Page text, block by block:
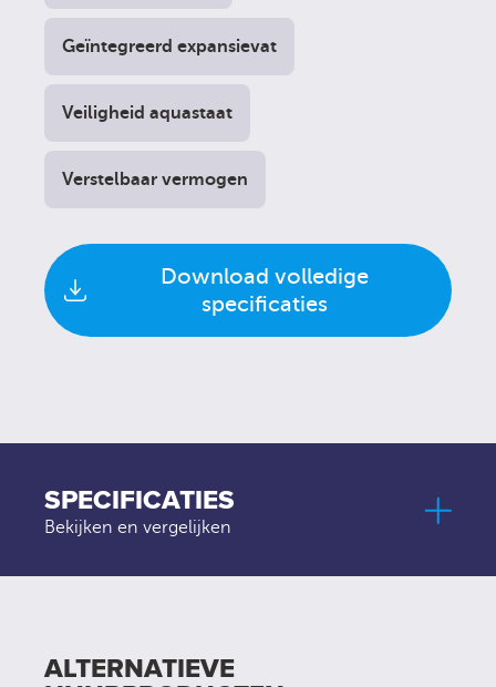
Geïntegreerd expansievat
Veiligheid aquastaat
Verstelbaar vermogen
Download volledige
specificaties
SPECIFICATIES
Bekijken en vergelijken
ALTERNATIEVE